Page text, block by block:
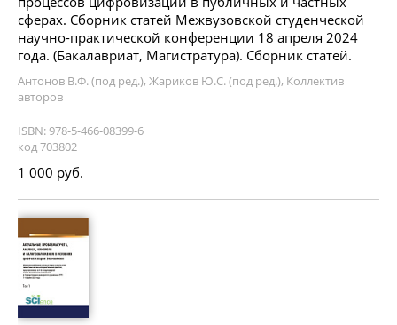
сферах. Сборник статей Межвузовской студенческой
научно-практической конференции 18 апреля 2024
года. (Бакалавриат, Магистратура). Сборник статей.
Антонов В.Ф. (под ред.), Жариков Ю.С. (под ред.), Коллектив
авторов
ISBN: 978-5-466-08399-6
код 703802
1 000 руб.